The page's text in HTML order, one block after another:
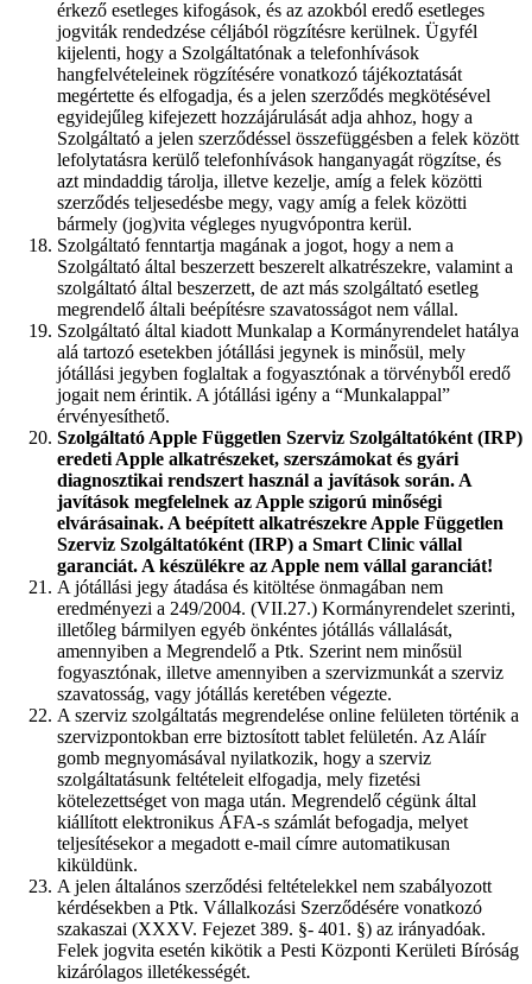
érkező esetleges kifogások, és az azokból eredő esetleges
jogviták rendedzése céljából rögzítésre kerülnek. Ügyfél
kijelenti, hogy a Szolgáltatónak a telefonhívások
hangfelvételeinek rögzítésére vonatkozó tájékoztatását
megértette és elfogadja, és a jelen szerződés megkötésével
egyidejűleg kifejezett hozzájárulását adja ahhoz, hogy a
Szolgáltató a jelen szerződéssel összefüggésben a felek között
lefolytatásra kerülő telefonhívások hanganyagát rögzítse, és
azt mindaddig tárolja, illetve kezelje, amíg a felek közötti
szerződés teljesedésbe megy, vagy amíg a felek közötti
bármely (jog)vita végleges nyugvópontra kerül.
Szolgáltató fenntartja magának a jogot, hogy a nem a
Szolgáltató által beszerzett beszerelt alkatrészekre, valamint a
szolgáltató által beszerzett, de azt más szolgáltató esetleg
megrendelő általi beépítésre szavatosságot nem vállal.
Szolgáltató által kiadott Munkalap a Kormányrendelet hatálya
alá tartozó esetekben jótállási jegynek is minősül, mely
jótállási jegyben foglaltak a fogyasztónak a törvényből eredő
jogait nem érintik. A jótállási igény a “Munkalappal”
érvényesíthető.
Szolgáltató Apple Független Szerviz Szolgáltatóként (IRP)
eredeti Apple alkatrészeket, szerszámokat és gyári
diagnosztikai rendszert használ a javítások során. A
javítások megfelelnek az Apple szigorú minőségi
elvárásainak. A beépített alkatrészekre Apple Független
Szerviz Szolgáltatóként (IRP) a Smart Clinic vállal
garanciát. A készülékre az Apple nem vállal garanciát!
A jótállási jegy átadása és kitöltése önmagában nem
eredményezi a 249/2004. (VII.27.) Kormányrendelet szerinti,
illetőleg bármilyen egyéb önkéntes jótállás vállalását,
amennyiben a Megrendelő a Ptk. Szerint nem minősül
fogyasztónak, illetve amennyiben a szervizmunkát a szerviz
szavatosság, vagy jótállás keretében végezte.
A szerviz szolgáltatás megrendelése online felületen történik a
szervizpontokban erre biztosított tablet felületén. Az Aláír
gomb megnyomásával nyilatkozik, hogy a szerviz
szolgáltatásunk feltételeit elfogadja, mely fizetési
kötelezettséget von maga után. Megrendelő cégünk által
kiállított elektronikus ÁFA-s számlát befogadja, melyet
teljesítésekor a megadott e-mail címre automatikusan
kiküldünk.
A jelen általános szerződési feltételekkel nem szabályozott
kérdésekben a Ptk. Vállalkozási Szerződésére vonatkozó
szakaszai (XXXV. Fejezet 389. §- 401. §) az irányadóak.
Felek jogvita esetén kikötik a Pesti Központi Kerületi Bíróság
kizárólagos illetékességét.